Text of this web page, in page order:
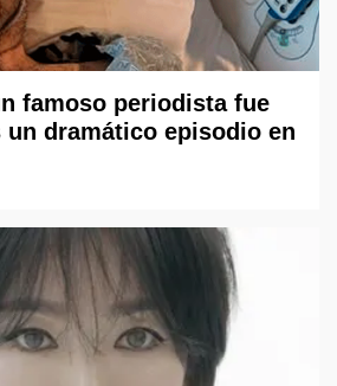
famoso periodista fue
dramático episodio en